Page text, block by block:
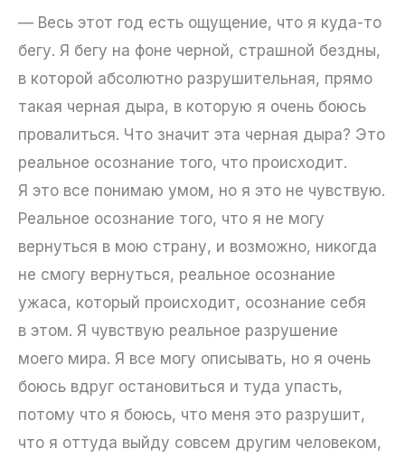
— Весь этот год есть ощущение, что я куда-то
бегу. Я бегу на фоне черной, страшной бездны,
в которой абсолютно разрушительная, прямо
такая черная дыра, в которую я очень боюсь
провалиться. Что значит эта черная дыра? Это
реальное осознание того, что происходит.
Я это все понимаю умом, но я это не чувствую.
Реальное осознание того, что я не могу
вернуться в мою страну, и возможно, никогда
не смогу вернуться, реальное осознание
ужаса, который происходит, осознание себя
в этом. Я чувствую реальное разрушение
моего мира. Я все могу описывать, но я очень
боюсь вдруг остановиться и туда упасть,
потому что я боюсь, что меня это разрушит,
что я оттуда выйду совсем другим человеком,